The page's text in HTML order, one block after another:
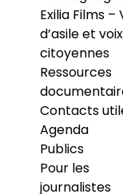
Exilia Films –
d’asile et voix
citoyennes
Ressources
Contacts
Agenda
Publics
Pour les
journalistes